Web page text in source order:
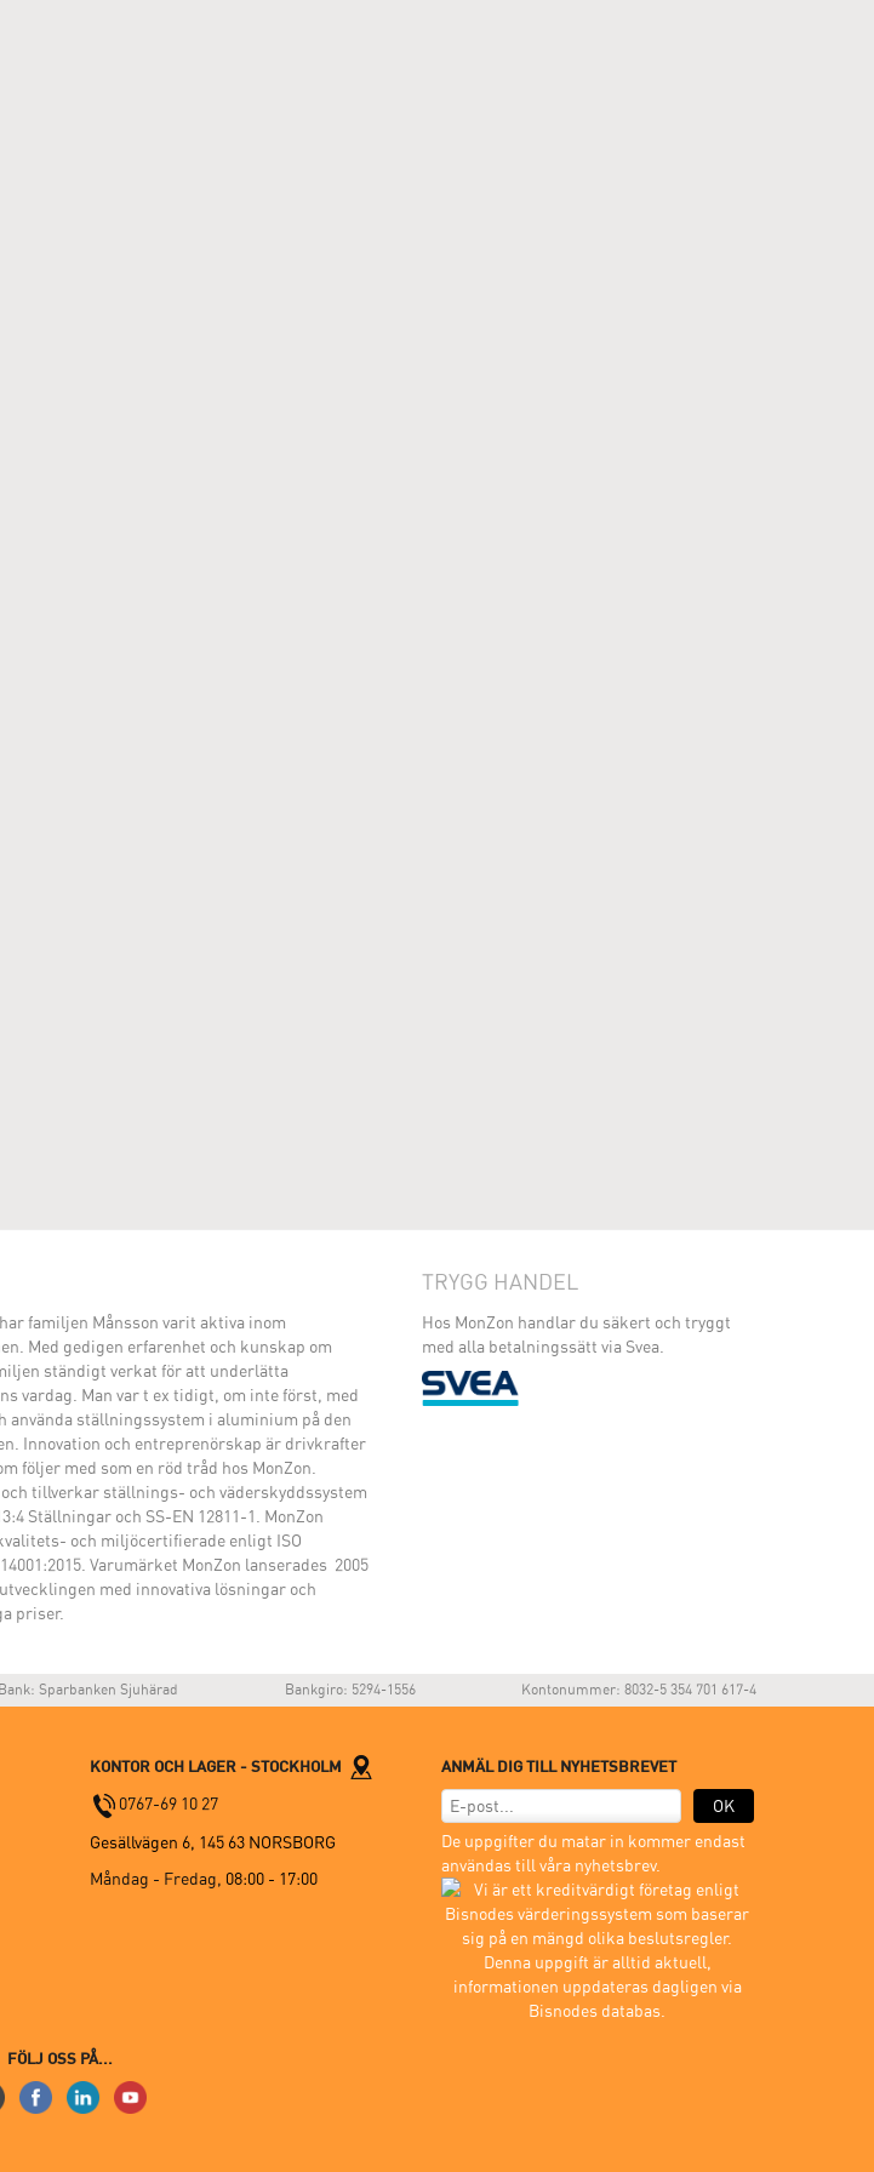
familjen Månsson varit aktiva inom
Med gedigen erfarenhet och kunskap om
ständigt verkat för att underlätta
vardag. Man var t ex tidigt, om inte först, med
använda ställningssystem i aluminium på den
Innovation och entreprenörskap är drivkrafter
följer med som en röd tråd hos MonZon.
tillverkar ställnings- och väderskyddssystem
Ställningar och SS-EN 12811-1. MonZon
och miljöcertifierade enligt ISO
14001:2015. Varumärket MonZon lanserades 2005
med innovativa lösningar och
priser.
TRYGG HANDEL
Hos MonZon handlar du säkert och tryggt
med alla betalningssätt via Svea.
Bank: Sparbanken Sjuhärad Bankgiro: 5294-1556 Kontonummer: 8032-5 354 701 617-4
KONTOR OCH LAGER - STOCKHOLM
0767-69 10 27
Gesällvägen 6, 145 63 NORSBORG
Måndag - Fredag, 08:00 - 17:00
ANMÄL DIG TILL NYHETSBREVET
OK
De uppgifter du matar in kommer endast
användas till våra nyhetsbrev.
FÖLJ OSS PÅ...